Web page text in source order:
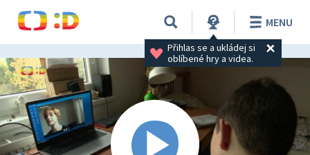
Přihlas se a ukládej si
oblíbené hry a videa.
MENU